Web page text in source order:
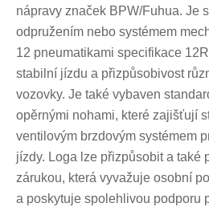
nápravy značek BPW/Fuhua. Je
odpružením nebo systémem
12 pneumatikami specifikace
stabilní jízdu a přizpůsobivost
vozovky. Je také vybaven
opěrnými nohami, které zajišťují
ventilovým brzdovým systémem
jízdy. Loga lze přizpůsobit a také
zárukou, která vyvažuje osobní
a poskytuje spolehlivou podporu